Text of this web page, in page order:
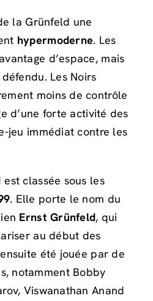
la Grünfeld une
hypermoderne. Les
d’espace, mais
Les Noirs
moins de contrôle
d’une forte activité des
jeu immédiat contre les
classée sous les
. Elle porte le nom du
Ernst Grünfeld, qui
au début des
été jouée par de
notamment Bobby
Viswanathan Anand